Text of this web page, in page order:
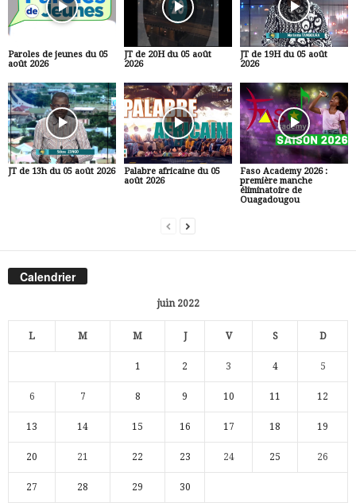
Paroles de jeunes du 05
août 2026
JT de 20H du 05 août
2026
JT de 19H du 05 août
2026
JT de 13h du 05 août 2026
Palabre africaine du 05
août 2026
Faso Academy 2026 :
première manche
éliminatoire de
Ouagadougou
Calendrier
juin 2022
L M M J V S D
1 2 3 4 5
6 7 8 9 10 11 12
13 14 15 16 17 18 19
20 21 22 23 24 25 26
27 28 29 30